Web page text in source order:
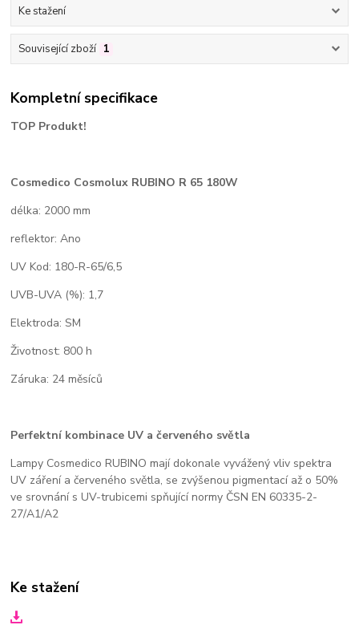
Ke stažení
Související zboží 1
Kompletní specifikace
TOP Produkt!
Cosmedico Cosmolux RUBINO R 65 180W
délka: 2000 mm
reflektor: Ano
UV Kod: 180-R-65/6,5
UVB-UVA (%): 1,7
Elektroda: SM
Životnost: 800 h
Záruka: 24 měsíců
Perfektní kombinace UV a červeného světla
Lampy Cosmedico RUBINO mají dokonale vyvážený vliv spektra
UV záření a červeného světla, se zvýšenou pigmentací až o 50%
ve srovnání s UV-trubicemi spňující normy ČSN EN 60335-2-
27/A1/A2
Ke stažení